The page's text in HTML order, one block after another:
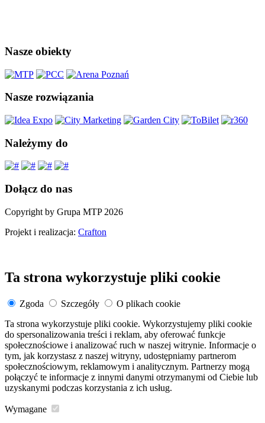
Nasze obiekty
Nasze rozwiązania
Należymy do
Dołącz do nas
Copyright by Grupa MTP 2026
Projekt i realizacja: Crafton
Ta strona wykorzystuje pliki cookie
Zgoda Szczegóły
O plikach cookie
Ta strona wykorzystuje pliki cookie. Wykorzystujemy pliki cookie
do spersonalizowania treści i reklam, aby oferować funkcje
społecznościowe i analizować ruch w naszej witrynie. Informacje o
tym, jak korzystasz z naszej witryny, udostępniamy partnerom
społecznościowym, reklamowym i analitycznym. Partnerzy mogą
połączyć te informacje z innymi danymi otrzymanymi od Ciebie lub
uzyskanymi podczas korzystania z ich usług.
Wymagane